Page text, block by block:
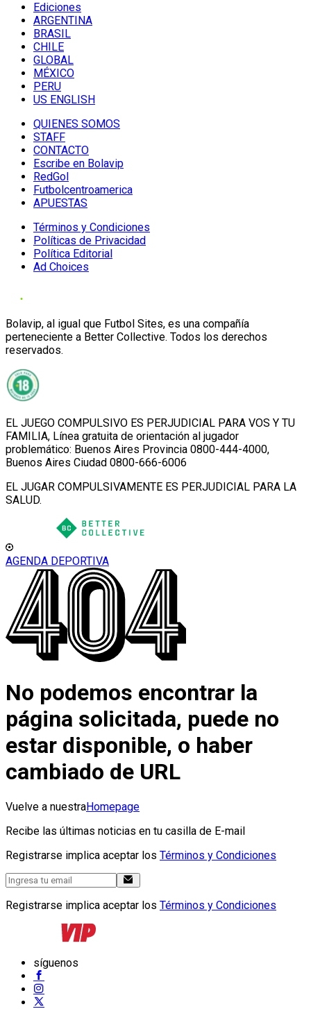
Ediciones
ARGENTINA
BRASIL
CHILE
GLOBAL
MÉXICO
PERU
US ENGLISH
QUIENES SOMOS
STAFF
CONTACTO
Escribe en Bolavip
RedGol
Futbolcentroamerica
APUESTAS
Términos y Condiciones
Políticas de Privacidad
Política Editorial
Ad Choices
Bolavip, al igual que Futbol Sites, es una compañía
perteneciente a Better Collective. Todos los derechos
reservados.
EL JUEGO COMPULSIVO ES PERJUDICIAL PARA VOS Y TU
FAMILIA, Línea gratuita de orientación al jugador
problemático: Buenos Aires Provincia 0800-444-4000,
Buenos Aires Ciudad 0800-666-6006
EL JUGAR COMPULSIVAMENTE ES PERJUDICIAL PARA LA
SALUD.
AGENDA DEPORTIVA
No podemos encontrar la
página solicitada, puede no
estar disponible, o haber
cambiado de URL
Vuelve a nuestraHomepage
Recibe las últimas noticias en tu casilla de E-mail
Registrarse implica aceptar los Términos y Condiciones
Registrarse implica aceptar los Términos y Condiciones
síguenos